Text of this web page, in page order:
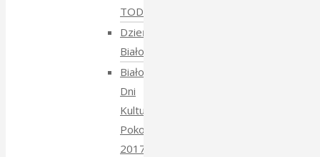
TODARA
Dzień
Białoruski
Białowieskie
Dni
Kultury
Pokoju
2017